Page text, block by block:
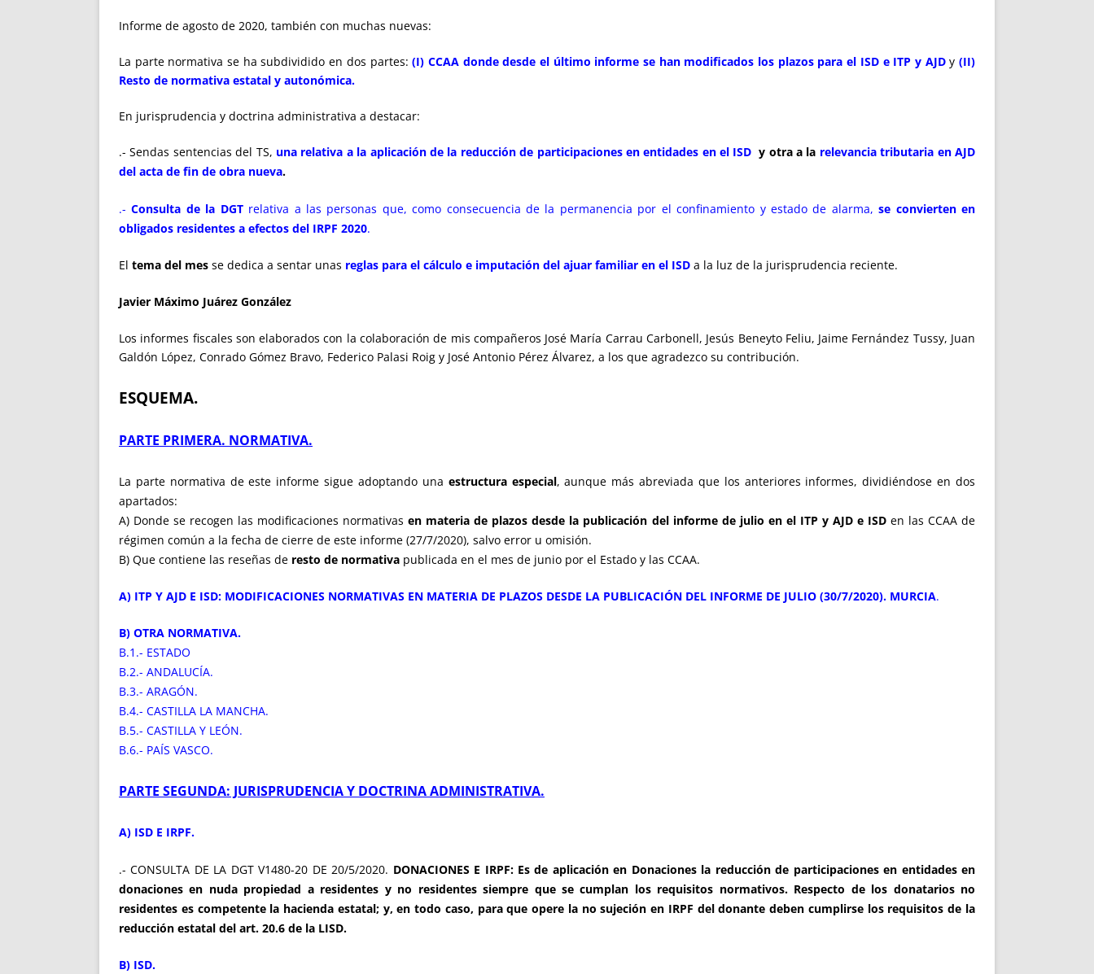
Informe de agosto de 2020, también con muchas nuevas:
La parte normativa se ha subdividido en dos partes:(I) CCAA donde desde el último informe se han modificados los plazos para el ISD e ITP y AJDy(II)
Resto de normativa estatal y autonómica.
En jurisprudencia y doctrina administrativa a destacar:
.- Sendas sentencias del TS, una relativa a la aplicación de la reducción de participaciones en entidades en el ISD y otra a la relevancia tributaria en AJD
del acta de fin de obra nueva.
.-Consulta de la DGTrelativa a las personas que, como consecuencia de la permanencia por el confinamiento y estado de alarma,se convierten en
obligados residentes a efectos del IRPF 2020.
El tema del mes se dedica a sentar unas reglas para el cálculo e imputación del ajuar familiar en el ISD a la luz de la jurisprudencia reciente.
Javier Máximo Juárez González
Los informes fiscales son elaborados con la colaboración de mis compañeros José María Carrau Carbonell, Jesús Beneyto Feliu, Jaime Fernández Tussy, Juan
Galdón López, Conrado Gómez Bravo, Federico Palasi Roig y José Antonio Pérez Álvarez, a los que agradezco su contribución.
ESQUEMA.
PARTE PRIMERA. NORMATIVA.
La parte normativa de este informe sigue adoptando una estructura especial, aunque más abreviada que los anteriores informes, dividiéndose en dos
apartados:
A) Donde se recogen las modificaciones normativasen materia de plazos desde la publicación del informe de julio en el ITP y AJD e ISDen las CCAA de
régimen común a la fecha de cierre de este informe (27/7/2020), salvo error u omisión.
B) Que contiene las reseñas de resto de normativa publicada en el mes de junio por el Estado y las CCAA.
A) ITP Y AJD E ISD: MODIFICACIONES NORMATIVAS EN MATERIA DE PLAZOS DESDE LA PUBLICACIÓN DEL INFORME DE JULIO (30/7/2020). MURCIA.
B) OTRA NORMATIVA.
B.1.- ESTADO
B.2.- ANDALUCÍA.
B.3.- ARAGÓN.
B.4.- CASTILLA LA MANCHA.
B.5.- CASTILLA Y LEÓN.
B.6.- PAÍS VASCO.
PARTE SEGUNDA: JURISPRUDENCIA Y DOCTRINA ADMINISTRATIVA.
A) ISD E IRPF.
.- CONSULTA DE LA DGT V1480-20 DE 20/5/2020. DONACIONES E IRPF: Es de aplicación en Donaciones la reducción de participaciones en entidades en
donaciones en nuda propiedad a residentes y no residentes siempre que se cumplan los requisitos normativos. Respecto de los donatarios no
residentes es competente la hacienda estatal; y, en todo caso, para que opere la no sujeción en IRPF del donante deben cumplirse los requisitos de la
reducción estatal del art. 20.6 de la LISD.
B) ISD.